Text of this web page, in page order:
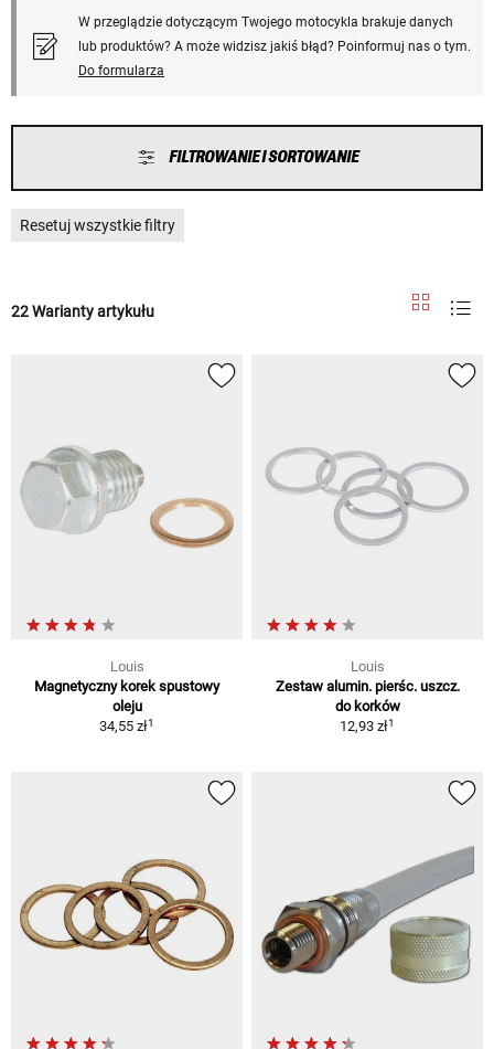
W przeglądzie dotyczącym Twojego motocykla brakuje danych
lub produktów? A może widzisz jakiś błąd? Poinformuj nas o tym.
Do formularza
FILTROWANIE I SORTOWANIE
Resetuj wszystkie filtry
22 Warianty artykułu
Louis
Magnetyczny korek spustowy
oleju
34,55 zł1
Louis
Zestaw alumin. pierśc. uszcz.
do korków
12,93 zł1